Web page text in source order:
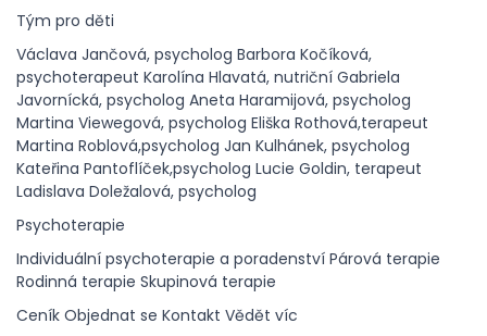
Tým pro děti
Václava Jančová, psycholog Barbora Kočíková,
psychoterapeut Karolína Hlavatá, nutriční Gabriela
Javornícká, psycholog Aneta Haramijová, psycholog
Martina Viewegová, psycholog Eliška Rothová,terapeut
Martina Roblová,psycholog Jan Kulhánek, psycholog
Kateřina Pantoflíček,psycholog Lucie Goldin, terapeut
Ladislava Doležalová, psycholog
Psychoterapie
Individuální psychoterapie a poradenství Párová terapie
Rodinná terapie Skupinová terapie
Ceník Objednat se Kontakt Vědět víc